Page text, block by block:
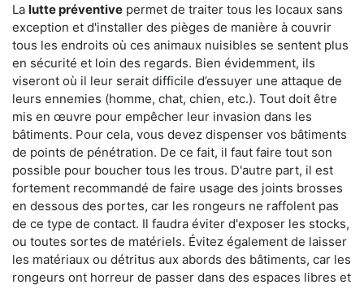
La lutte préventive permet de traiter tous les locaux sans
exception et d'installer des pièges de manière à couvrir
tous les endroits où ces animaux nuisibles se sentent plus
en sécurité et loin des regards. Bien évidemment, ils
viseront où il leur serait difficile d’essuyer une attaque de
leurs ennemies (homme, chat, chien, etc.). Tout doit être
mis en œuvre pour empêcher leur invasion dans les
bâtiments. Pour cela, vous devez dispenser vos bâtiments
de points de pénétration. De ce fait, il faut faire tout son
possible pour boucher tous les trous. D'autre part, il est
fortement recommandé de faire usage des joints brosses
en dessous des portes, car les rongeurs ne raffolent pas
de ce type de contact. Il faudra éviter d'exposer les stocks,
ou toutes sortes de matériels. Évitez également de laisser
les matériaux ou détritus aux abords des bâtiments, car les
rongeurs ont horreur de passer dans des espaces libres et